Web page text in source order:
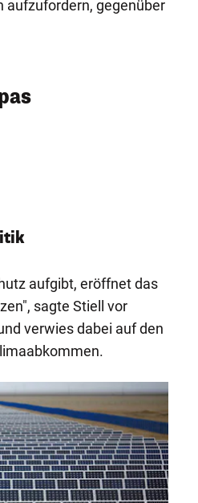
aufzufordern, gegenüber
aufgibt, eröffnet das
sagte Stiell vor
verwies dabei auf den